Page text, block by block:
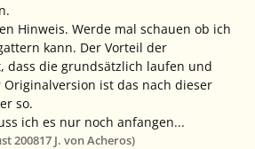
Hinweis. Werde mal schauen ob ich
kann. Der Vorteil der
dass die grundsätzlich laufen und
ist das nach dieser
so.
ich es nur noch anfangen...
200817 J. von Acheros)